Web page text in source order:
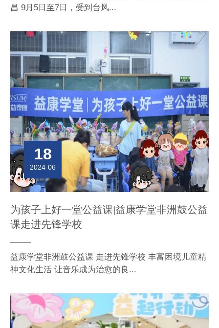
昌 9月5日至7日，受到台风...
18
2024-06
为孩子上好一堂公益课|益康学堂非洲鼓公益
课走进先锋学校
益康学堂非洲鼓公益课 走进先锋学校 丰富困境儿童精
神文化生活 让音乐成为治愈的良...